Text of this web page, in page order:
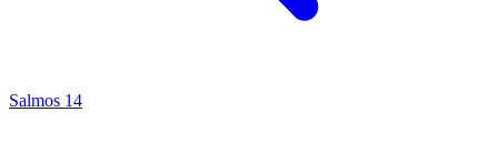
Salmos 14